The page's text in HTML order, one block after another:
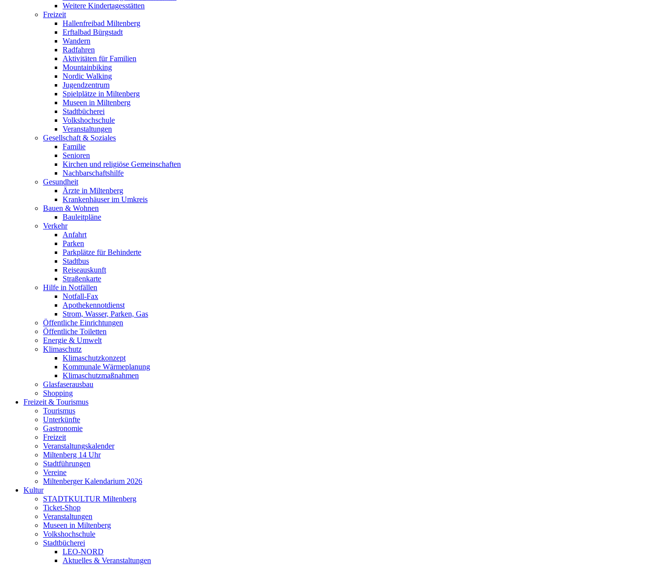
Weitere Kindertagesstätten
Freizeit
Hallenfreibad Miltenberg
Erftalbad Bürgstadt
Wandern
Radfahren
Aktivitäten für Familien
Mountainbiking
Nordic Walking
Jugendzentrum
Spielplätze in Miltenberg
Museen in Miltenberg
Stadtbücherei
Volkshochschule
Veranstaltungen
Gesellschaft & Soziales
Familie
Senioren
Kirchen und religiöse Gemeinschaften
Nachbarschaftshilfe
Gesundheit
Ärzte in Miltenberg
Krankenhäuser im Umkreis
Bauen & Wohnen
Bauleitpläne
Verkehr
Anfahrt
Parken
Parkplätze für Behinderte
Stadtbus
Reiseauskunft
Straßenkarte
Hilfe in Notfällen
Notfall-Fax
Apothekennotdienst
Strom, Wasser, Parken, Gas
Öffentliche Einrichtungen
Öffentliche Toiletten
Energie & Umwelt
Klimaschutz
Klimaschutzkonzept
Kommunale Wärmeplanung
Klimaschutzmaßnahmen
Glasfaserausbau
Shopping
Freizeit & Tourismus
Tourismus
Unterkünfte
Gastronomie
Freizeit
Veranstaltungskalender
Miltenberg 14 Uhr
Stadtführungen
Vereine
Miltenberger Kalendarium 2026
Kultur
STADTKULTUR Miltenberg
Ticket-Shop
Veranstaltungen
Museen in Miltenberg
Volkshochschule
Stadtbücherei
LEO-NORD
Aktuelles & Veranstaltungen